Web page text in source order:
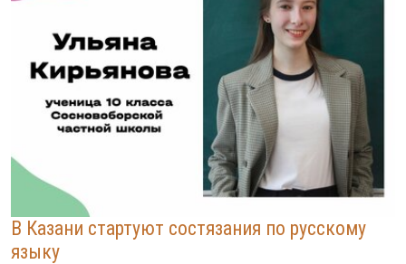
В Казани стартуют состязания по русскому
языку